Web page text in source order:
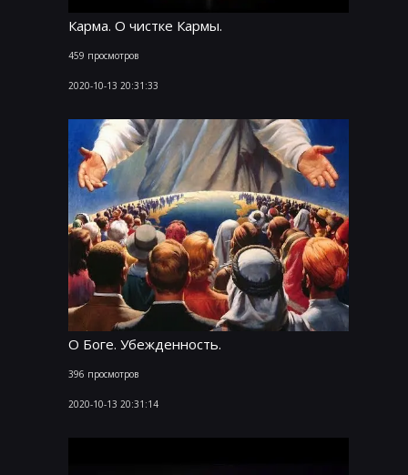
Карма. О чистке Кармы.
459 просмотров
2020-10-13 20:31:33
О Боге. Убежденность.
396 просмотров
2020-10-13 20:31:14